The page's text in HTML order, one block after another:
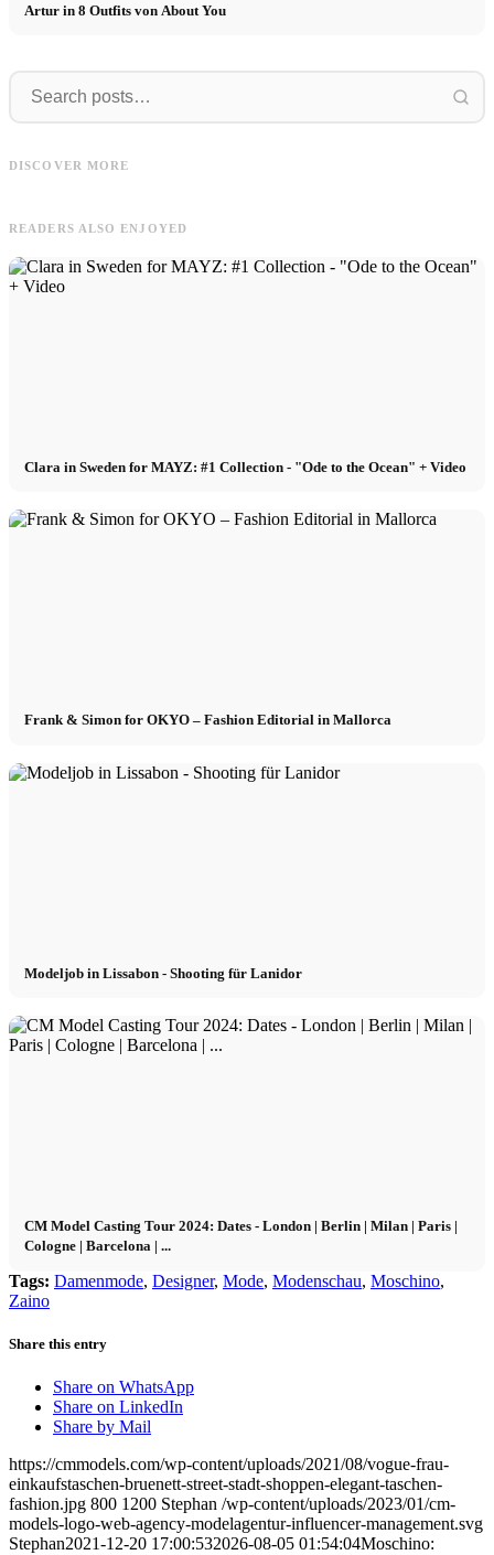
Artur in 8 Outfits von About You
DISCOVER MORE
with Basile Lafrej and Dohoo Kang
READERS ALSO ENJOYED
Clara in Sweden for MAYZ: #1 Collection - "Ode to the Ocean" + Video
Frank & Simon for OKYO – Fashion Editorial in Mallorca
Modeljob in Lissabon - Shooting für Lanidor
CM Model Casting Tour 2024: Dates - London | Berlin | Milan | Paris |
Cologne | Barcelona | ...
Tags: Damenmode, Designer, Mode, Modenschau, Moschino,
Zaino
Share this entry
Share on WhatsApp
Share on LinkedIn
Share by Mail
https://cmmodels.com/wp-content/uploads/2021/08/vogue-frau-
einkaufstaschen-bruenett-street-stadt-shoppen-elegant-taschen-
fashion.jpg 800 1200 Stephan /wp-content/uploads/2023/01/cm-
models-logo-web-agency-modelagentur-influencer-management.svg
Stephan2021-12-20 17:00:532026-08-05 01:54:04Moschino: